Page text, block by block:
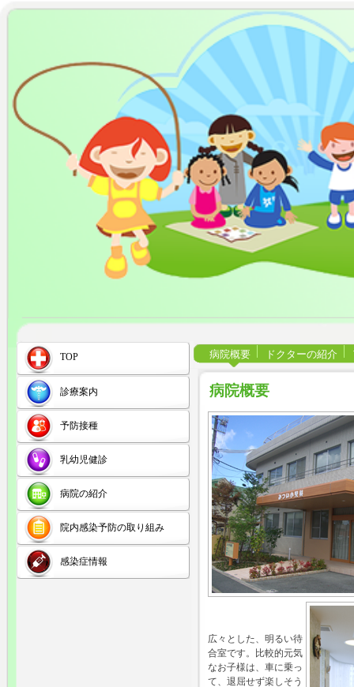
TOP
診療案内
予防接種
乳幼児健診
病院の紹介
院内感染予防の取り組み
感染症情報
病院概要 ドクターの紹介
病院概要
広々とした、明るい待
合室です。比較的元気
なお子様は、車に乗っ
て、退屈せず楽しそう